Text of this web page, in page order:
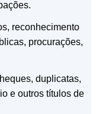
reconhecimento
procurações,
duplicatas,
e outros títulos de